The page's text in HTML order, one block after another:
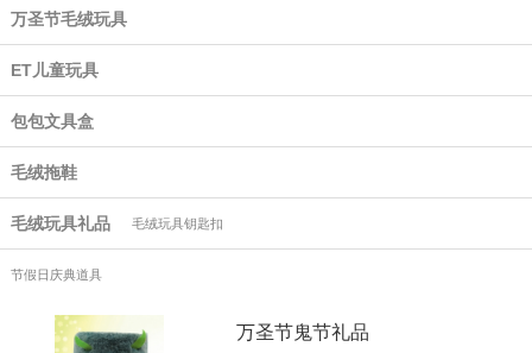
万圣节毛绒玩具
ET儿童玩具
包包文具盒
毛绒拖鞋
毛绒玩具礼品 毛绒玩具钥匙扣
节假日庆典道具
万圣节鬼节礼品